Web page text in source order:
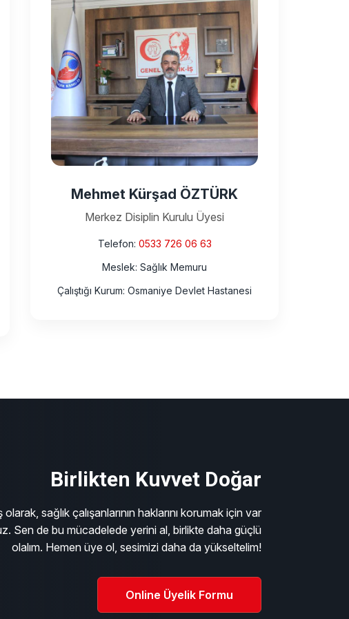
Mehmet Kürşad ÖZTÜRK
Merkez Disiplin Kurulu Üyesi
Telefon: 0533 726 06 63
Meslek: Sağlık Memuru
Çalıştığı Kurum: Osmaniye Devlet Hastanesi
Birlikten Kuvvet Doğar
sağlık çalışanlarının haklarını korumak için var
Sen de bu mücadelede yerini al, birlikte daha güçlü
olalım. Hemen üye ol, sesimizi daha da yükseltelim!
Online Üyelik Formu